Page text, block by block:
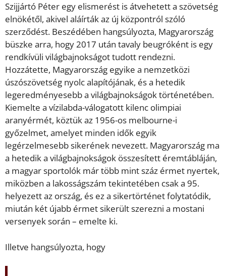
Szijjártó Péter egy elismerést is átvehetett a szövetség
elnökétől, akivel aláírták az új központról szóló
szerződést. Beszédében hangsúlyozta, Magyarország
büszke arra, hogy 2017 után tavaly beugróként is egy
rendkívüli világbajnokságot tudott rendezni.
Hozzátette, Magyarország egyike a nemzetközi
úszószövetség nyolc alapítójának, és a hetedik
legeredményesebb a világbajnokságok történetében.
Kiemelte a vízilabda-válogatott kilenc olimpiai
aranyérmét, köztük az 1956-os melbourne-i
győzelmet, amelyet minden idők egyik
legérzelmesebb sikerének nevezett. Magyarország ma
a hetedik a világbajnokságok összesített éremtábláján,
a magyar sportolók már több mint száz érmet nyertek,
miközben a lakosságszám tekintetében csak a 95.
helyezett az ország, és ez a sikertörténet folytatódik,
miután két újabb érmet sikerült szerezni a mostani
versenyek során – emelte ki.
Illetve hangsúlyozta, hogy